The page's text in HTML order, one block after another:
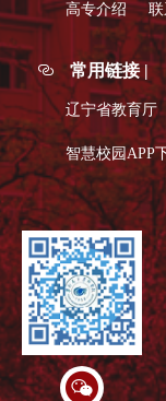
高专介绍
常用链接 |
辽宁省教育厅
智慧校园APP